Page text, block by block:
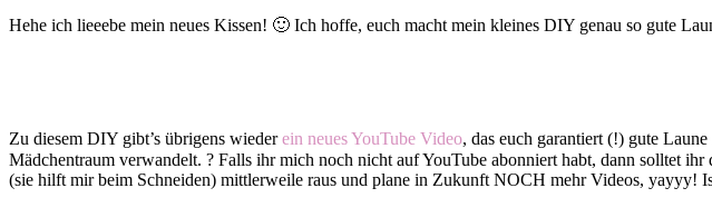
Hehe ich lieeebe mein neues Kissen! 🙂 Ich hoffe, euch macht mein kleines DIY genau so gute
Zu diesem DIY gibt’s übrigens wiederein neues YouTube Video, das euch garantiert (!) gute
Mädchentraum verwandelt. ? Falls ihr mich noch nicht auf YouTube abonniert habt, dann solltet ihr
(sie hilft mir beim Schneiden) mittlerweile raus und plane in Zukunft NOCH mehr Videos, yayyy!